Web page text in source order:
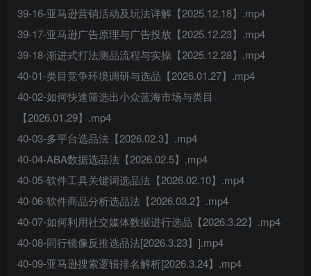
39-16-亚马逊营销活动及玩法详解【2025.12.18】.mp4
39-17-亚马逊广告原理与广告投放【2025.12.23】.mp4
39-18-渐进式打法测品流程与实操【2025.12.28】.mp4
40-01-类目竞争环境调研与选品【2026.01.27】.mp4
40-02-如何快速筛选出小众蓝海市场与类目
【2026.01.29】.mp4
40-03-多平台选品法【2026.02.3】.mp4
40-04-ABA数据选品法【2026.02.5】.mp4
40-05-软件工具关键词选品法【2026.02.10】.mp4
40-06-软件商品分析选品法【2026.03.2】.mp4
40-07-如何利用社交媒体数据进行选品【2026.3.22】.mp4
40-08-同行镜像反推选品法[2026.3.23】].mp4
40-09-亚马逊搜索逻辑排名解析[2026.3.24】.mp4